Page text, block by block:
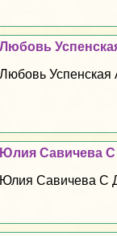
Любовь
Любовь Успенская
Юлия Савичева
Юлия Савичева С